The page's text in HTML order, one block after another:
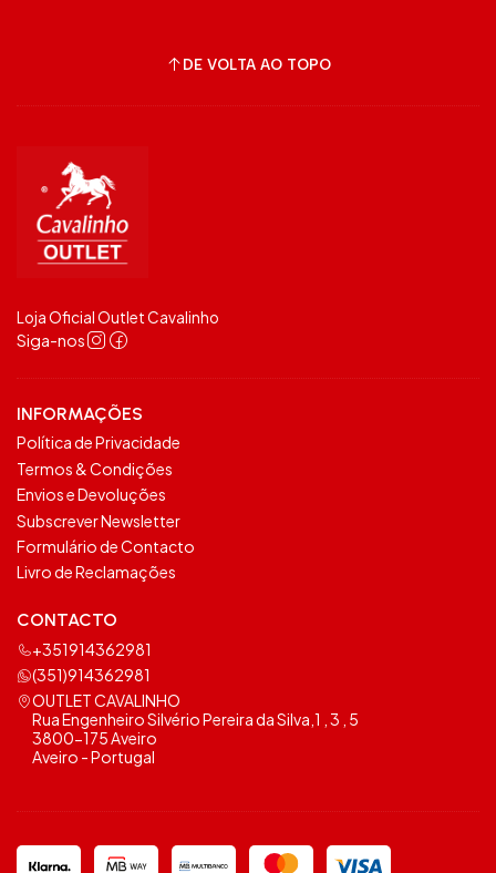
DE VOLTA AO TOPO
Loja Oficial Outlet Cavalinho
Siga-nos
INFORMAÇÕES
Política de Privacidade
Termos & Condições
Envios e Devoluções
Subscrever Newsletter
Formulário de Contacto
Livro de Reclamações
CONTACTO
+351914362981
(351)914362981
OUTLET CAVALINHO
Rua Engenheiro Silvério Pereira da Silva,1 , 3 , 5
3800-175 Aveiro
Aveiro - Portugal